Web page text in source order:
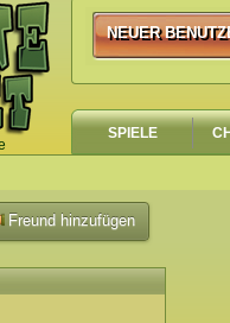
NEUER
NEUER
SPIELE
Freund hinzufügen